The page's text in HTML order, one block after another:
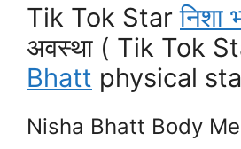
Tik Tok Starनिशा
अवस्था ( Tik Tok
Bhatt physical
Nisha Bhatt Body